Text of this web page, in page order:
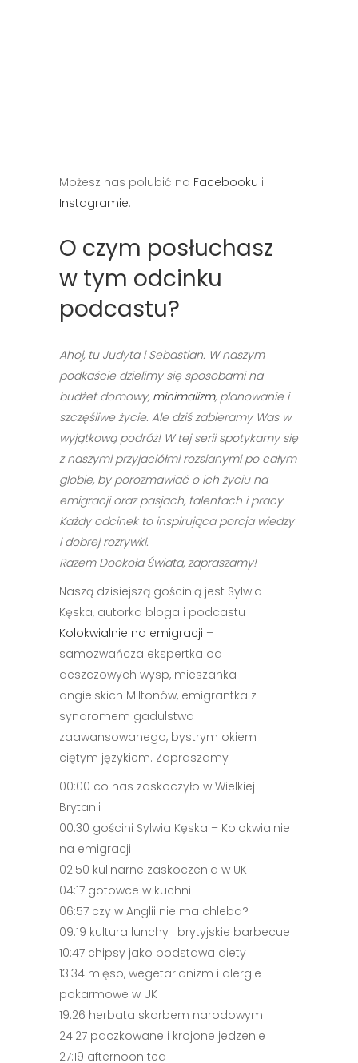
Możesz nas polubić na Facebooku i
Instagramie.
O czym posłuchasz
w tym odcinku
podcastu?
Ahoj, tu Judyta i Sebastian. W naszym
podkaście dzielimy się sposobami na
budżet domowy, minimalizm, planowanie i
szczęśliwe życie. Ale dziś zabieramy Was w
wyjątkową podróż! W tej serii spotykamy się
z naszymi przyjaciółmi rozsianymi po całym
globie, by porozmawiać o ich życiu na
emigracji oraz pasjach, talentach i pracy.
Każdy odcinek to inspirująca porcja wiedzy
i dobrej rozrywki.
Razem Dookoła Świata, zapraszamy!
Naszą dzisiejszą gościnią jest Sylwia
Kęska, autorka bloga i podcastu
Kolokwialnie na emigracji –
samozwańcza ekspertka od
deszczowych wysp, mieszanka
angielskich Miltonów, emigrantka z
syndromem gadulstwa
zaawansowanego, bystrym okiem i
ciętym językiem. Zapraszamy
00:00 co nas zaskoczyło w Wielkiej
Brytanii
00:30 gościni Sylwia Kęska – Kolokwialnie
na emigracji
02:50 kulinarne zaskoczenia w UK
04:17 gotowce w kuchni
06:57 czy w Anglii nie ma chleba?
09:19 kultura lunchy i brytyjskie barbecue
10:47 chipsy jako podstawa diety
13:34 mięso, wegetarianizm i alergie
pokarmowe w UK
19:26 herbata skarbem narodowym
24:27 paczkowane i krojone jedzenie
27:19 afternoon tea